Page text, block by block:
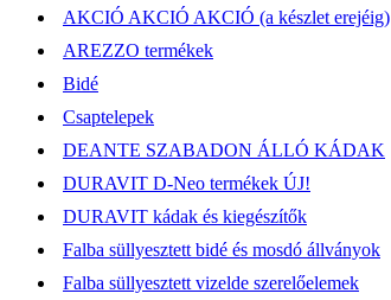
AKCIÓ AKCIÓ AKCIÓ (a készlet erejéig)
AREZZO termékek
Bidé
Csaptelepek
DEANTE SZABADON ÁLLÓ KÁDAK
DURAVIT D-Neo termékek ÚJ!
DURAVIT kádak és kiegészítők
Falba süllyesztett bidé és mosdó állványok
Falba süllyesztett vizelde szerelőelemek